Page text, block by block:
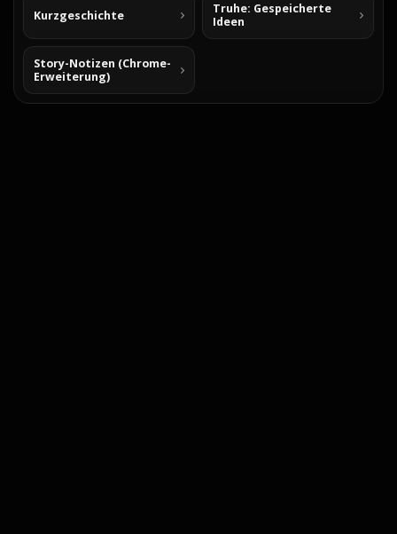
Kurzgeschichte
Truhe: Gespeicherte
Ideen
Story-Notizen (Chrome-
Erweiterung)